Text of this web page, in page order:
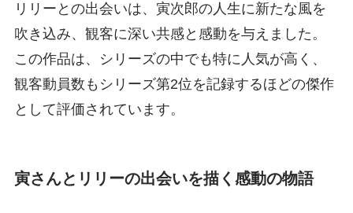
リリーとの出会いは、寅次郎の人生に新たな風を
吹き込み、観客に深い共感と感動を与えました。
この作品は、シリーズの中でも特に人気が高く、
観客動員数もシリーズ第2位を記録するほどの傑作
として評価されています。
寅さんとリリーの出会いを描く感動の物語